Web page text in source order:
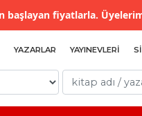
başlayan fiyatlarla.
YAZARLAR YAYINEVLERI